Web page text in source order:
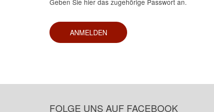
Geben Sie hier das zugehörige Passwort an.
FOLGE UNS AUF FACEBOOK